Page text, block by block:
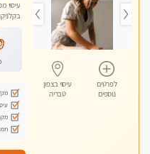
לפרטים
נוספים
עיסוי בצפון
טבריה
עיסוי